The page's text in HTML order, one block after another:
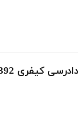
جهانی حقوق بشر